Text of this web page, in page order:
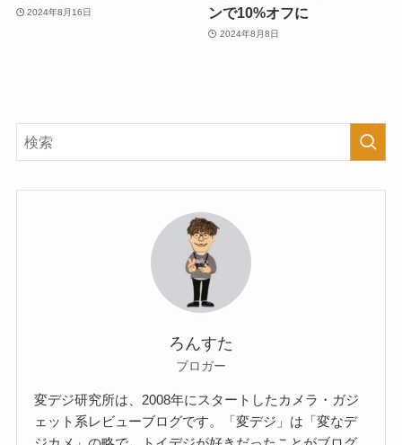
2024年8月16日
ンで10%オフに
2024年8月8日
ろんすた
ブロガー
変デジ研究所は、2008年にスタートしたカメラ・ガジ
ェット系レビューブログです。「変デジ」は「変なデ